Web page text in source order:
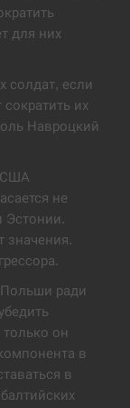
рост” атак
Лейпцига
з…
для них
солдат, если
их
Навроцкий
США
не
Эстонии.
значения.
Польши ради
он
в
в